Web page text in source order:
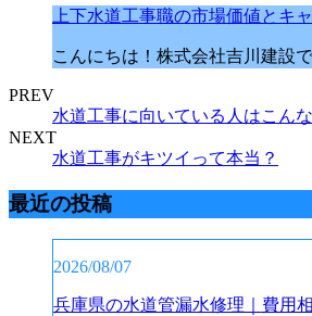
上下水道工事職の市場価値とキ
こんにちは！株式会社吉川建設
PREV
水道工事に向いている人はこん
NEXT
水道工事がキツイって本当？
最近の投稿
2026/08/07
兵庫県の水道管漏水修理｜費用